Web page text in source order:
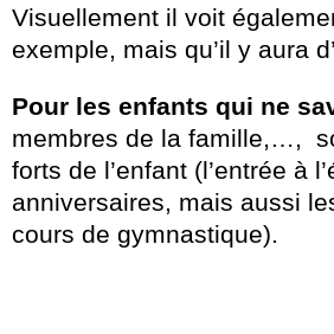
Visuellement il voit
exemple, mais qu’il y aura
Pour les enfants qui ne
membres de la famille,…,
forts de l’enfant (l’entrée à
anniversaires, mais aussi
cours de gymnastique).